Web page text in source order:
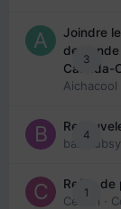
3
Joindre
Canada-
Aichacool
4
babibubsy
1
Refus de
Cedbri ·